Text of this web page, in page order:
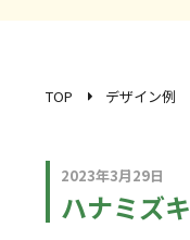
TOP デザイン例
2023年3月29日
ハナミズキ